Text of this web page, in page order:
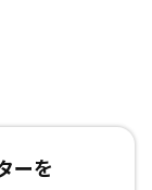
ーを